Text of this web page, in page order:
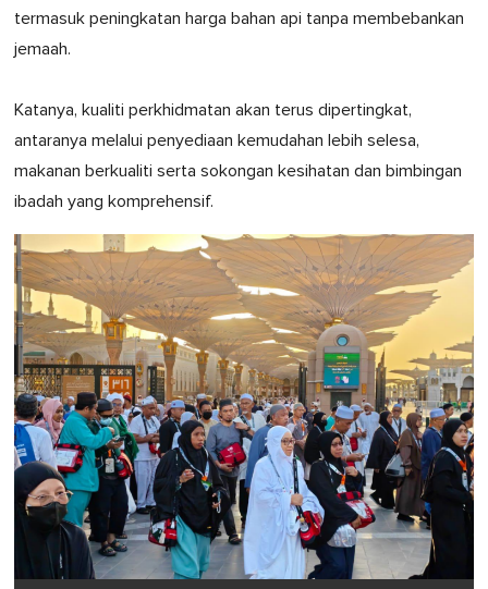
termasuk peningkatan harga bahan api tanpa membebankan
jemaah.
Katanya, kualiti perkhidmatan akan terus dipertingkat,
antaranya melalui penyediaan kemudahan lebih selesa,
makanan berkualiti serta sokongan kesihatan dan bimbingan
ibadah yang komprehensif.